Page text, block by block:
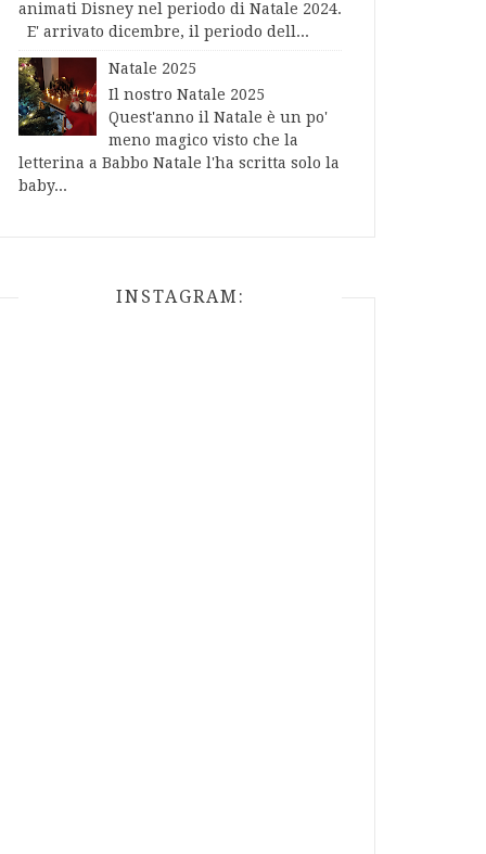
animati Disney nel periodo di Natale 2024.
E' arrivato dicembre, il periodo dell...
Natale 2025
Il nostro Natale 2025
Quest'anno il Natale è un po'
meno magico visto che la
letterina a Babbo Natale l'ha scritta solo la
baby...
INSTAGRAM: